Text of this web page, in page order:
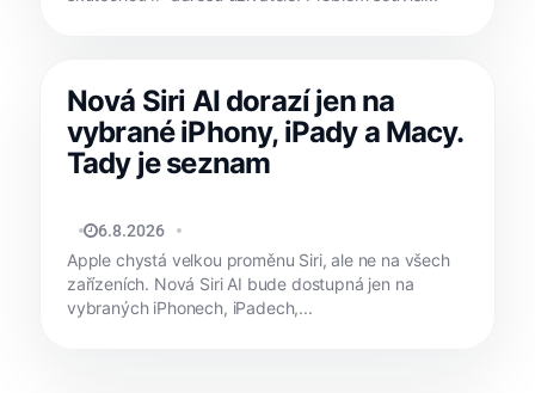
Nová Siri AI dorazí jen na
vybrané iPhony, iPady a Macy.
Tady je seznam
JAN HOLEŠ
6.8.2026
Apple chystá velkou proměnu Siri, ale ne na všech
zařízeních. Nová Siri AI bude dostupná jen na
vybraných iPhonech, iPadech,...